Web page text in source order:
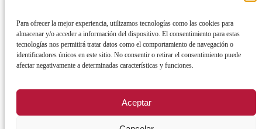
Para ofrecer la mejor experiencia, utilizamos tecnologías como las cookies para
almacenar y/o acceder a información del dispositivo. El consentimiento para estas
tecnologías nos permitirá tratar datos como el comportamiento de navegación o
identificadores únicos en este sitio. No consentir o retirar el consentimiento puede
afectar negativamente a determinadas características y funciones.
Aceptar
REGISTRO DE ACTIVIDADES DE TRATAMIENTO